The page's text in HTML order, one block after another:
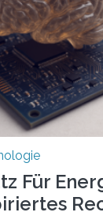
um
wichtig ist
Stimme,
sind…
Für